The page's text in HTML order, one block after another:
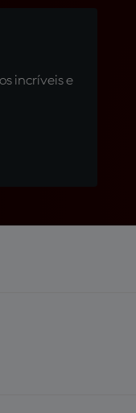
incríveis e